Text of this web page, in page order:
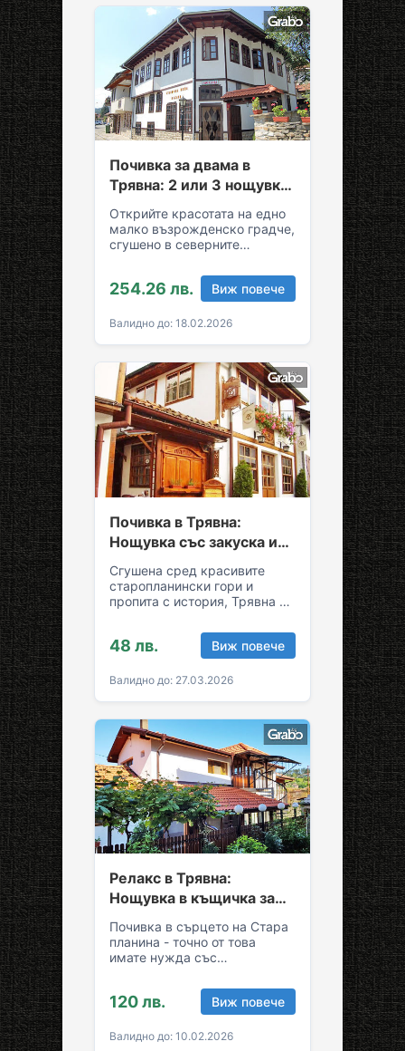
Почивка за двама в
Трявна: 2 или 3 нощувки
със закуски и вечери
Открийте красотата на едно
малко възрожденско градче,
сгушено в северните
За вашия комфортен престой
в Трявна…
254.26 лв. Виж повече
Валидно до: 18.02.2026
Почивка в Трявна:
Нощувка със закуска и
възможност за обяд и
вечеря
Сгушена сред красивите
старопланински гори и
пропита с история, Трявна е
спокойствие и култура!
Грабни ваучер за…
48 лв. Виж повече
Валидно до: 27.03.2026
Релакс в Трявна:
Нощувка в къщичка за
до седем души
Почивка в сърцето на Стара
планина - точно от това
имате нужда със
Съберете свежест и се…
120 лв. Виж повече
Валидно до: 10.02.2026